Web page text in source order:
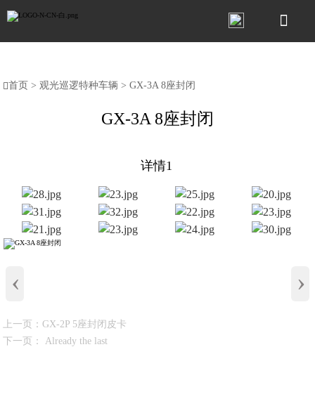

首页 >观光巡逻特种车辆 >GX-3A 8座封闭
GX-3A 8座封闭
详情1
‹ ›
上一页：GX-2P 5座封闭皮卡
下一页： Already the last